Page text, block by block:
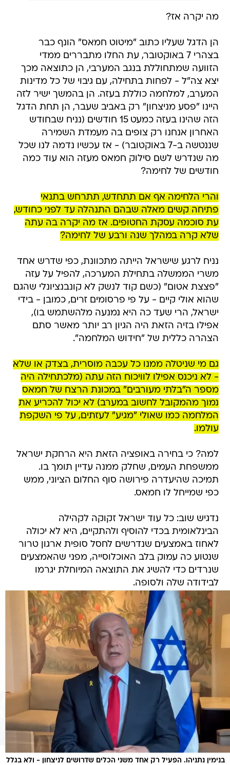
מה יקרה אז?
הן הדגל שעליו כתוב "מיטוט חמאס" הונף כבר
בצהרי 7 באוקטובר, עת החלו מתבררים ממדי
הזוועה שמתחוללת בנגב המערבי, הן כתוצאה מכך
יצא צה"ל - לפחות בתחילה, עם גיבוי של כל מדינות
המערב, למלחמה כוללת בעזה. הן בהמשך ישיר לזה
היינו "פסע מניצחון" רק באביב שעבר, הן תחת הדגל
הזה שהינו בעזה כמעט 15 חודשים (נניח שבחודש
האחרון אנחנו רק צופים בה מעמדת השמירה
שננטשה ב-7 באוקטובר) - אז עכשיו נדמה לנו שכל
מה שנדרש לשם סילוק חמאס מעזה הוא עוד כמה
חודשים של לחימה?
והרי הלחימה אף אם תתחדש, תתרחש בתנאי
פתיחה קשים מאלה שבהם התנהלה עד לפני כחודש,
עת סוכמה עסקת החטופים. אז מה יקרה בה עתה
שלא קרה במהלך שנה ורבע של לחימה?
נניח לרגע שישראל הייתה מתכוונת, כפי שדרש אחד
משרי הממשלה בתחילת המערכה, להפיל על עזה
"פצצת אטום" (כשם קוד לנשק לא קונבנציונלי שהגם
שהוא אולי קיים - על פי פרסומים זרים, כמובן - בידי
ישראל, הרי שעד כה היא נמנעה מלהשתמש בו),
אפילו בזיה הזאת היה הגיון רב יותר מאשר סתם
הצהרה כללית של "חידוש המלחמה".
גם מי שניטלה ממנו כל עכבה מוסרית, בצדק או שלא
- לא ניכנס אפילו לוויכוח הזה עתה (מלכתחילה היה
מספר ה"בלתי מעורבים" במכונת הרצח של חמאס
נמוך מהמקובל לחשוב במערב) לא יכול להכריע את
המלחמה כמו שאולי "מגיע" לעזתים, על פי השקפת
עולמו.
למה? כי בחירה באופציה הזאת היא הרחקת ישראל
ממשפחת העמים, שחלק ממנה עדיין תומך בו.
תמיכה שהיעדרה פירושה סוף החלום הציוני, ממש
כפי שמייחל לו חמאס.
נדגיש שוב: כל עוד ישראל זקוקה לקהילה
הבינלאומית בכדי להוסיף ולהתקיים, היא לא יכולה
לאחוז באמצעים שנדרשים לחסל סופית ארגון טרור
שנטוע כה עמוק בלב האוכלוסייה, מפני שהאמצעים
שנרדים כדי להשיג את התוצאה המיוחלת יגרמו
לבידודה שלה ולסופה.
בנימין נתניהו. הפעיל רק אחד משני הכלים שדרושים לניצחון - ולא בגלל